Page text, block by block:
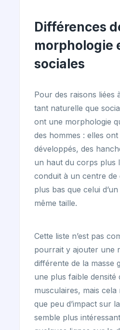
Différences
morphologie
sociales
Pour des raisons liées
tant naturelle que
ont une morphologie
des hommes : elles
développés, des
un haut du corps plus
conduit à un centre de
plus bas que celui
même taille.
Cette liste n’est pas
pourrait y ajouter une
différente de la masse
une plus faible densité
musculaires, mais cela
que peu d’impact sur
semble plus